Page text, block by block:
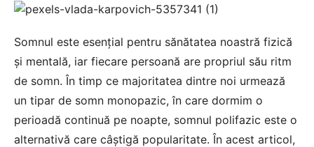
Somnul este esențial pentru sănătatea noastră fizică
și mentală, iar fiecare persoană are propriul său ritm
de somn. În timp ce majoritatea dintre noi urmează
un tipar de somn monopazic, în care dormim o
perioadă continuă pe noapte, somnul polifazic este o
alternativă care câștigă popularitate. În acest articol,